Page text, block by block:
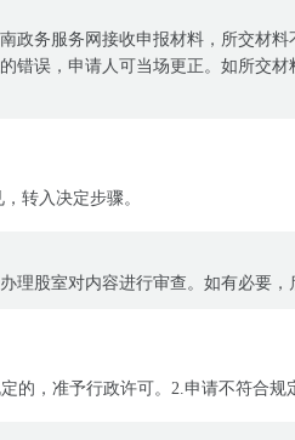
政务服务网接收申报材料，所交材
错误，申请人可当场更正。如所交
转入决定步骤。
理股室对内容进行审查。如有必要
的，准予行政许可。2.申请不符合规